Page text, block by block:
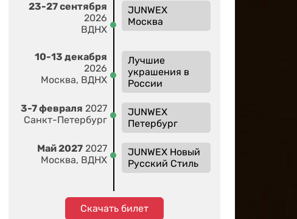
23-27 сентября
2026
ВДНХ
JUNWEX
Москва
10-13 декабря
2026
Москва, ВДНХ
Лучшие
украшения в
России
3-7 февраля 2027
Санкт-Петербург
JUNWEX
Петербург
Май 2027 2027
Москва, ВДНХ
JUNWEX Новый
Русский Стиль
Скачать билет